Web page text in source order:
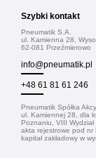
Szybki kontakt
Pneumatik S.A.
ul. Kamienna 28,
62-081 Przeźmierowo
info@pneumatik.pl
+48 61 81 61 246
Pneumatik Spółka
ul. Kamiennej 28, dla
Poznaniu, VIII
akta rejestrowe pod
kapitał zakładowy w